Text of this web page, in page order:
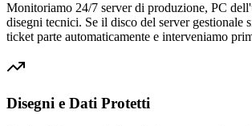
Monitoriamo 24/7 server di produzione, PC
disegni tecnici. Se il disco del server gestionale
ticket parte automaticamente e interveniamo
Disegni e Dati Protetti